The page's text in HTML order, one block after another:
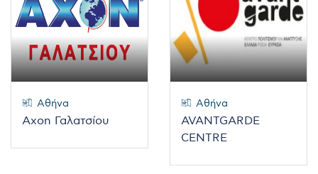
Αθήνα
Axon Γαλατσίου
Αθήνα
AVANTGARDE
CENTRE